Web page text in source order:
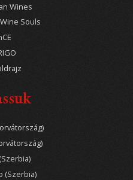
Wines
Souls
(Szerbia)